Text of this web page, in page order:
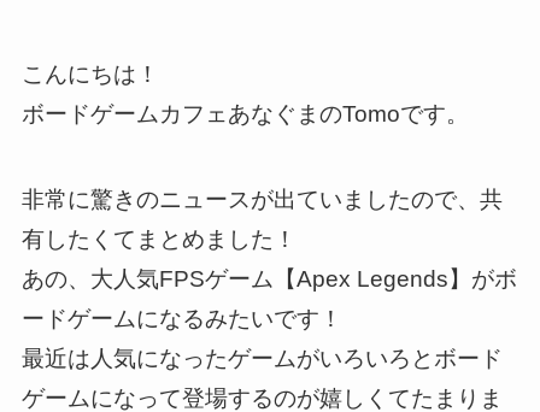
こんにちは！
ボードゲームカフェあなぐまのTomoです。
非常に驚きのニュースが出ていましたので、共
有したくてまとめました！
あの、大人気FPSゲーム【Apex Legends】がボ
ードゲームになるみたいです！
最近は人気になったゲームがいろいろとボード
ゲームになって登場するのが嬉しくてたまりま